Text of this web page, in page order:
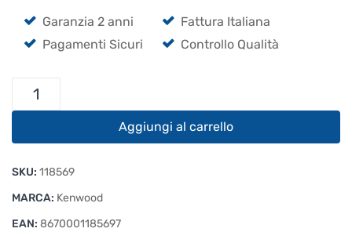
Garanzia 2 anni
Fattura Italiana
Pagamenti Sicuri
Controllo Qualità
Kenwood
Microfono
Aggiungi al carrello
SKU: 118569
MARCA: Kenwood
EAN: 8670001185697